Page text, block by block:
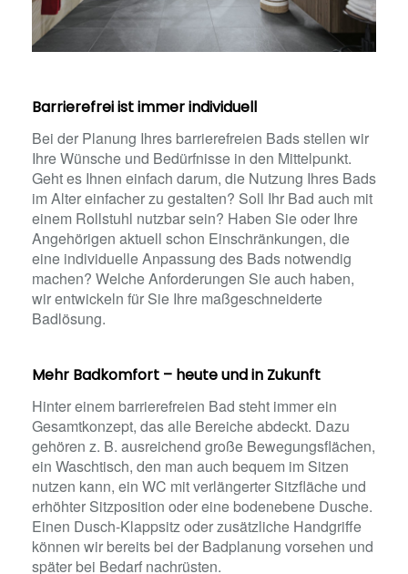
Barrierefrei ist immer individuell
Bei der Planung Ihres barrierefreien Bads stellen wir
Ihre Wünsche und Bedürfnisse in den Mittelpunkt.
Geht es Ihnen einfach darum, die Nutzung Ihres Bads
im Alter einfacher zu gestalten? Soll Ihr Bad auch mit
einem Rollstuhl nutzbar sein? Haben Sie oder Ihre
Angehörigen aktuell schon Einschränkungen, die
eine individuelle Anpassung des Bads notwendig
machen? Welche Anforderungen Sie auch haben,
wir entwickeln für Sie Ihre maßgeschneiderte
Badlösung.
Mehr Badkomfort – heute und in Zukunft
Hinter einem barrierefreien Bad steht immer ein
Gesamtkonzept, das alle Bereiche abdeckt. Dazu
gehören z. B. ausreichend große Bewegungsflächen,
ein Waschtisch, den man auch bequem im Sitzen
nutzen kann, ein WC mit verlängerter Sitzfläche und
erhöhter Sitzposition oder eine bodenebene Dusche.
Einen Dusch-Klappsitz oder zusätzliche Handgriffe
können wir bereits bei der Badplanung vorsehen und
später bei Bedarf nachrüsten.